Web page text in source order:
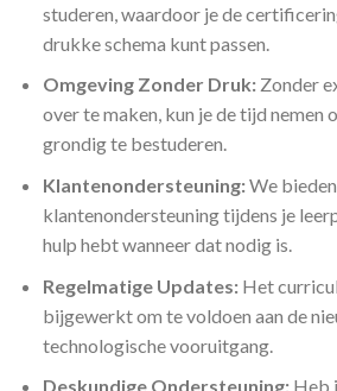
studeren, waardoor je de
drukke schema kunt passen.
Omgeving Zonder Druk:Zonder
over te maken, kun je de tijd nemen
grondig te bestuderen.
Klantenondersteuning:We
klantenondersteuning tijdens je
hulp hebt wanneer dat nodig is.
Regelmatige Updates:Het
bijgewerkt om te voldoen aan de
technologische vooruitgang.
Deskundige Ondersteuning:Heb